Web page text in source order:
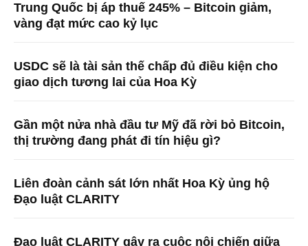
Trung Quốc bị áp thuế 245% – Bitcoin giảm,
vàng đạt mức cao kỷ lục
USDC sẽ là tài sản thế chấp đủ điều kiện cho
giao dịch tương lai của Hoa Kỳ
Gần một nửa nhà đầu tư Mỹ đã rời bỏ Bitcoin,
thị trường đang phát đi tín hiệu gì?
Liên đoàn cảnh sát lớn nhất Hoa Kỳ ủng hộ
Đạo luật CLARITY
Đạo luật CLARITY gây ra cuộc nội chiến giữa